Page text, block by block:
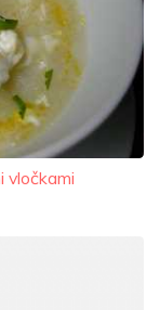
vločkami